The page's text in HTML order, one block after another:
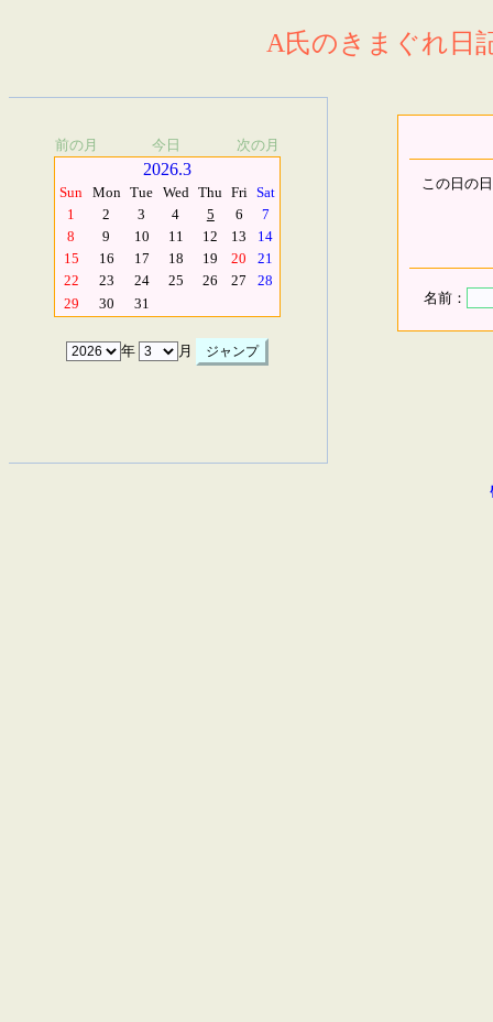
A氏のきまぐれ日
前の月 今日 次の月
2026.3
Sun Mon Tue Wed Thu Fri Sat
1
2 3 4 5 6
7
8
9 10 11 12 13
14
15
16 17 18 19 20
21
22
23 24 25 26 27
28
29
30 31
年 月
この日の
名前：